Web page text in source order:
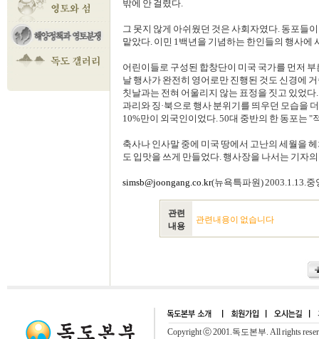
밖에 안 걸렸다.
그 못지 않게 아쉬웠던 것은 사회자였다. 동포들
맡았다. 이민 1백년을 기념하는 한인들의 행사에
어린이들로 구성된 합창단이 미국 국가를 먼저
날 행사가 완전히 영어로만 진행된 것도 신경에
칫날과는 전혀 어울리지 않는 표정을 짓고 있었
과리와 징·북으로 행사 분위기를 띄우던 모습을
10%만이 외국인이었다. 50대 중반의 한 동포는
축사나 인사말 중에 미국 땅에서 고난의 세월을
도 입맛을 쓰게 만들었다. 행사장을 나서는 기자
simsb@joongang.co.kr(뉴욕특파원) 2003.1.13.중
관련
내용
관련내용이 없습니다
Copyright ⓒ 2001.독도본부. All rights